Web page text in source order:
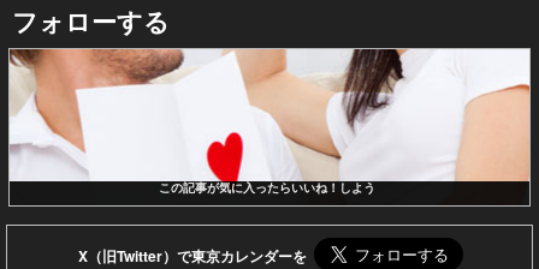
フォローする
この記事が気に入ったらいいね！しよう
X（旧Twitter）で東京カレンダーを